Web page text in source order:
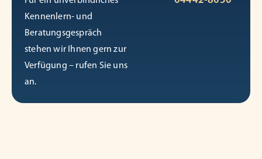
Kennenlern- und
Beratungsgespräch
stehen wir Ihnen gern zur
Verfügung – rufen Sie uns
an.